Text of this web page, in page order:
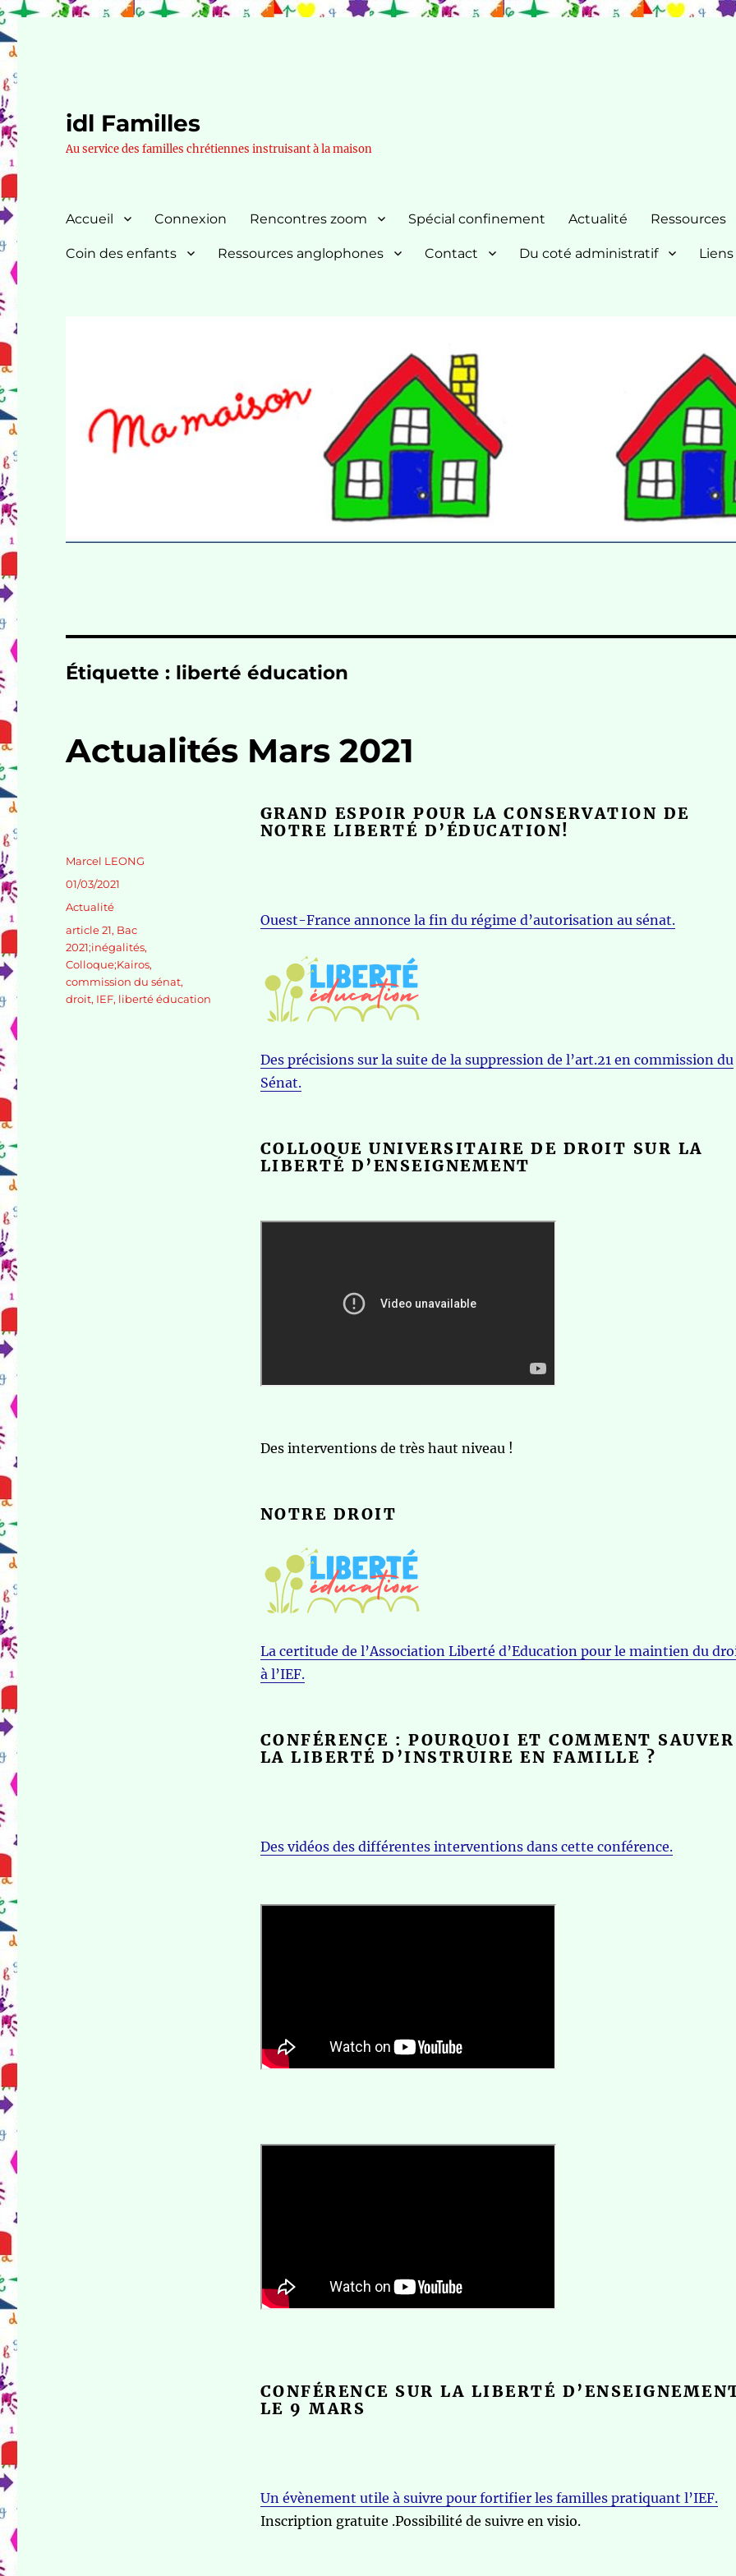
idl Familles
Au service des familles chrétiennes instruisant à la maison
Accueil Connexion Rencontres zoom Spécial confinement Actualité Ressources
Coin des enfants Ressources anglophones Contact Du coté administratif
Étiquette : liberté éducation
Actualités Mars 2021
GRAND ESPOIR POUR LA CONSERVATION DE
NOTRE LIBERTÉ D’ÉDUCATION!
Ouest-France annonce la fin du régime d’autorisation au sénat.
Des précisions sur la suite de la suppression de l’art.21 en commission du
Sénat.
COLLOQUE UNIVERSITAIRE DE DROIT SUR LA
LIBERTÉ D’ENSEIGNEMENT
Des interventions de très haut niveau !
NOTRE DROIT
La certitude de l’Association Liberté d’Education pour le maintien du
à l’IEF.
CONFÉRENCE : POURQUOI ET COMMENT SAUVER
LA LIBERTÉ D’INSTRUIRE EN FAMILLE ?
Des vidéos des différentes interventions dans cette conférence.
CONFÉRENCE SUR LA LIBERTÉ
LE 9 MARS
Un évènement utile à suivre pour fortifier les familles pratiquant l’IEF.
Inscription gratuite .Possibilité de suivre en visio.
Auteur
Marcel LEONG
Publié
01/03/2021
Catégories
Actualité
Étiquettes
article 21, Bac
2021;inégalités,
Colloque;Kairos,
commission du sénat,
droit, IEF, liberté éducation